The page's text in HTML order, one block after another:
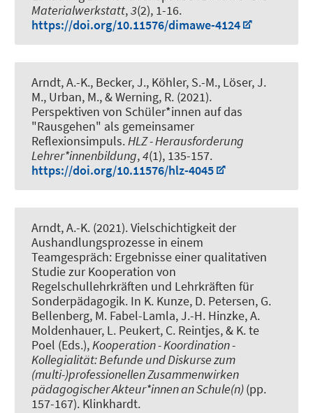
Materialwerkstatt,3(2), 1-16.
https://doi.org/10.11576/dimawe-4124
Arndt, A.-K., Becker, J., Köhler, S.-M., Löser, J.
M., Urban, M., & Werning, R. (2021).
Perspektiven von Schüler*innen auf das
"Rausgehen" als gemeinsamer
Reflexionsimpuls.HLZ - Herausforderung
Lehrer*innenbildung,4(1), 135-157.
https://doi.org/10.11576/hlz-4045
Arndt, A.-K. (2021).Vielschichtigkeit der
Aushandlungsprozesse in einem
Teamgespräch: Ergebnisse einer qualitativen
Studie zur Kooperation von
Regelschullehrkräften und Lehrkräften für
Sonderpädagogik. In K. Kunze, D. Petersen, G.
Bellenberg, M. Fabel-Lamla, J.-H. Hinzke, A.
Moldenhauer, L. Peukert, C. Reintjes, & K. te
Poel (Eds.),Kooperation - Koordination -
Kollegialität: Befunde und Diskurse zum
(multi-)professionellen Zusammenwirken
pädagogischer Akteur*innen an Schule(n)(pp.
157-167). Klinkhardt.